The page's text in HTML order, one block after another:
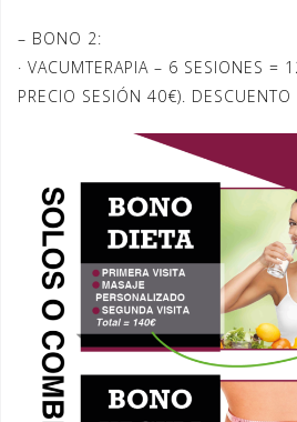
– BONO 2:
· VACUMTERAPIA – 6 SESIONES =
PRECIO SESIÓN 40€).